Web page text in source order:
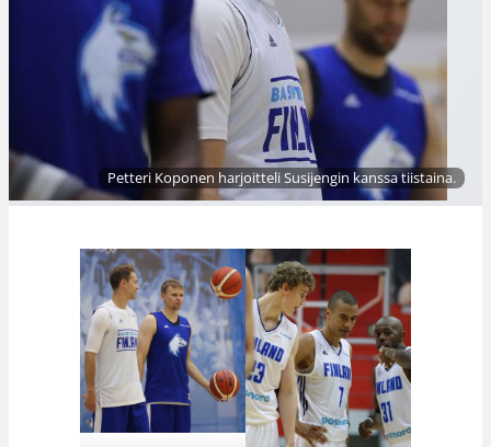
Petteri Koponen harjoitteli Susijengin kanssa tiistaina.